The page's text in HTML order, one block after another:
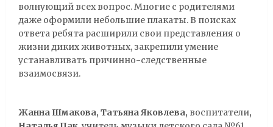
волнующий всех вопрос. Многие с родителями
даже оформили небольшие плакаты. В поисках
ответа ребята расширили свои представления о
жизни диких животных, закрепили умение
устанавливать причинно-следственные
взаимосвязи.
Жанна Шмакова, Татьяна Яковлева, воспитатели,